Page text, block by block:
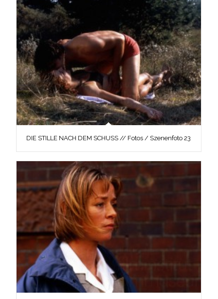
DIE STILLE NACH DEM SCHUSS // Fotos / Szenenfoto 23